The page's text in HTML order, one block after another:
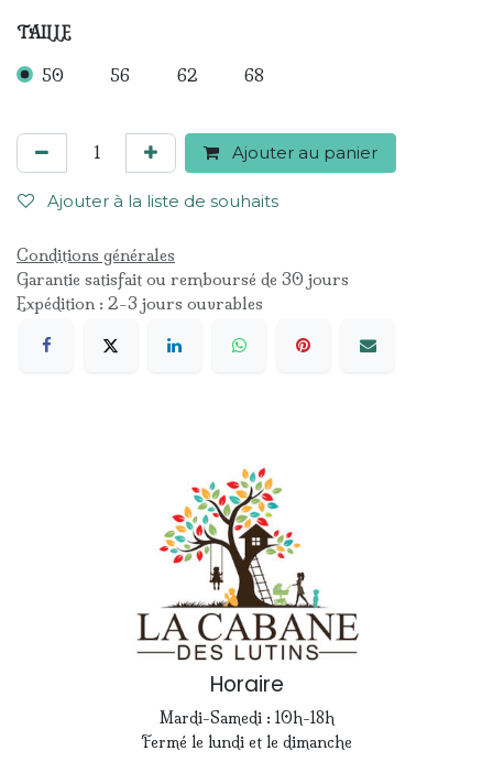
TAILLE
50 56 62 68
Ajouter au panier
Ajouter à la liste de souhaits
Conditions générales
Garantie satisfait ou remboursé de 30 jours
Expédition : 2-3 jours ouvrables
Horaire
Mardi-Samedi : 10h-18h
Fermé le lundi et le dimanche